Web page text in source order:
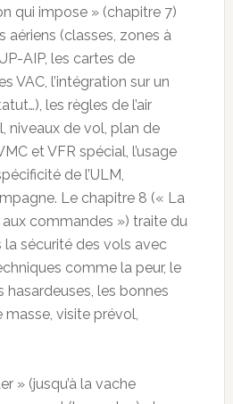
qui impose » (chapitre 7)
aériens (classes, zones à
AIP, les cartes de
VAC, l’intégration sur un
les règles de l’air
niveaux de vol, plan de
et VFR spécial, l’usage
de l’ULM,
Le chapitre 8 (« La
commandes ») traite du
sécurité des vols avec
comme la peur, le
hasardeuses, les bonnes
visite prévol,
» (jusqu’à la vache